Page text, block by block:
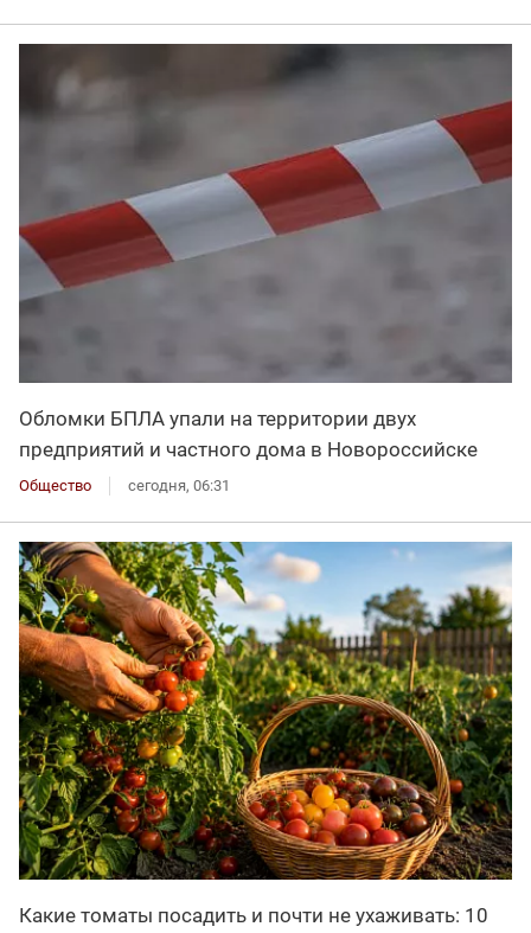
Обломки БПЛА упали на территории двух
предприятий и частного дома в Новороссийске
Общество сегодня, 06:31
Какие томаты посадить и почти не ухаживать: 10